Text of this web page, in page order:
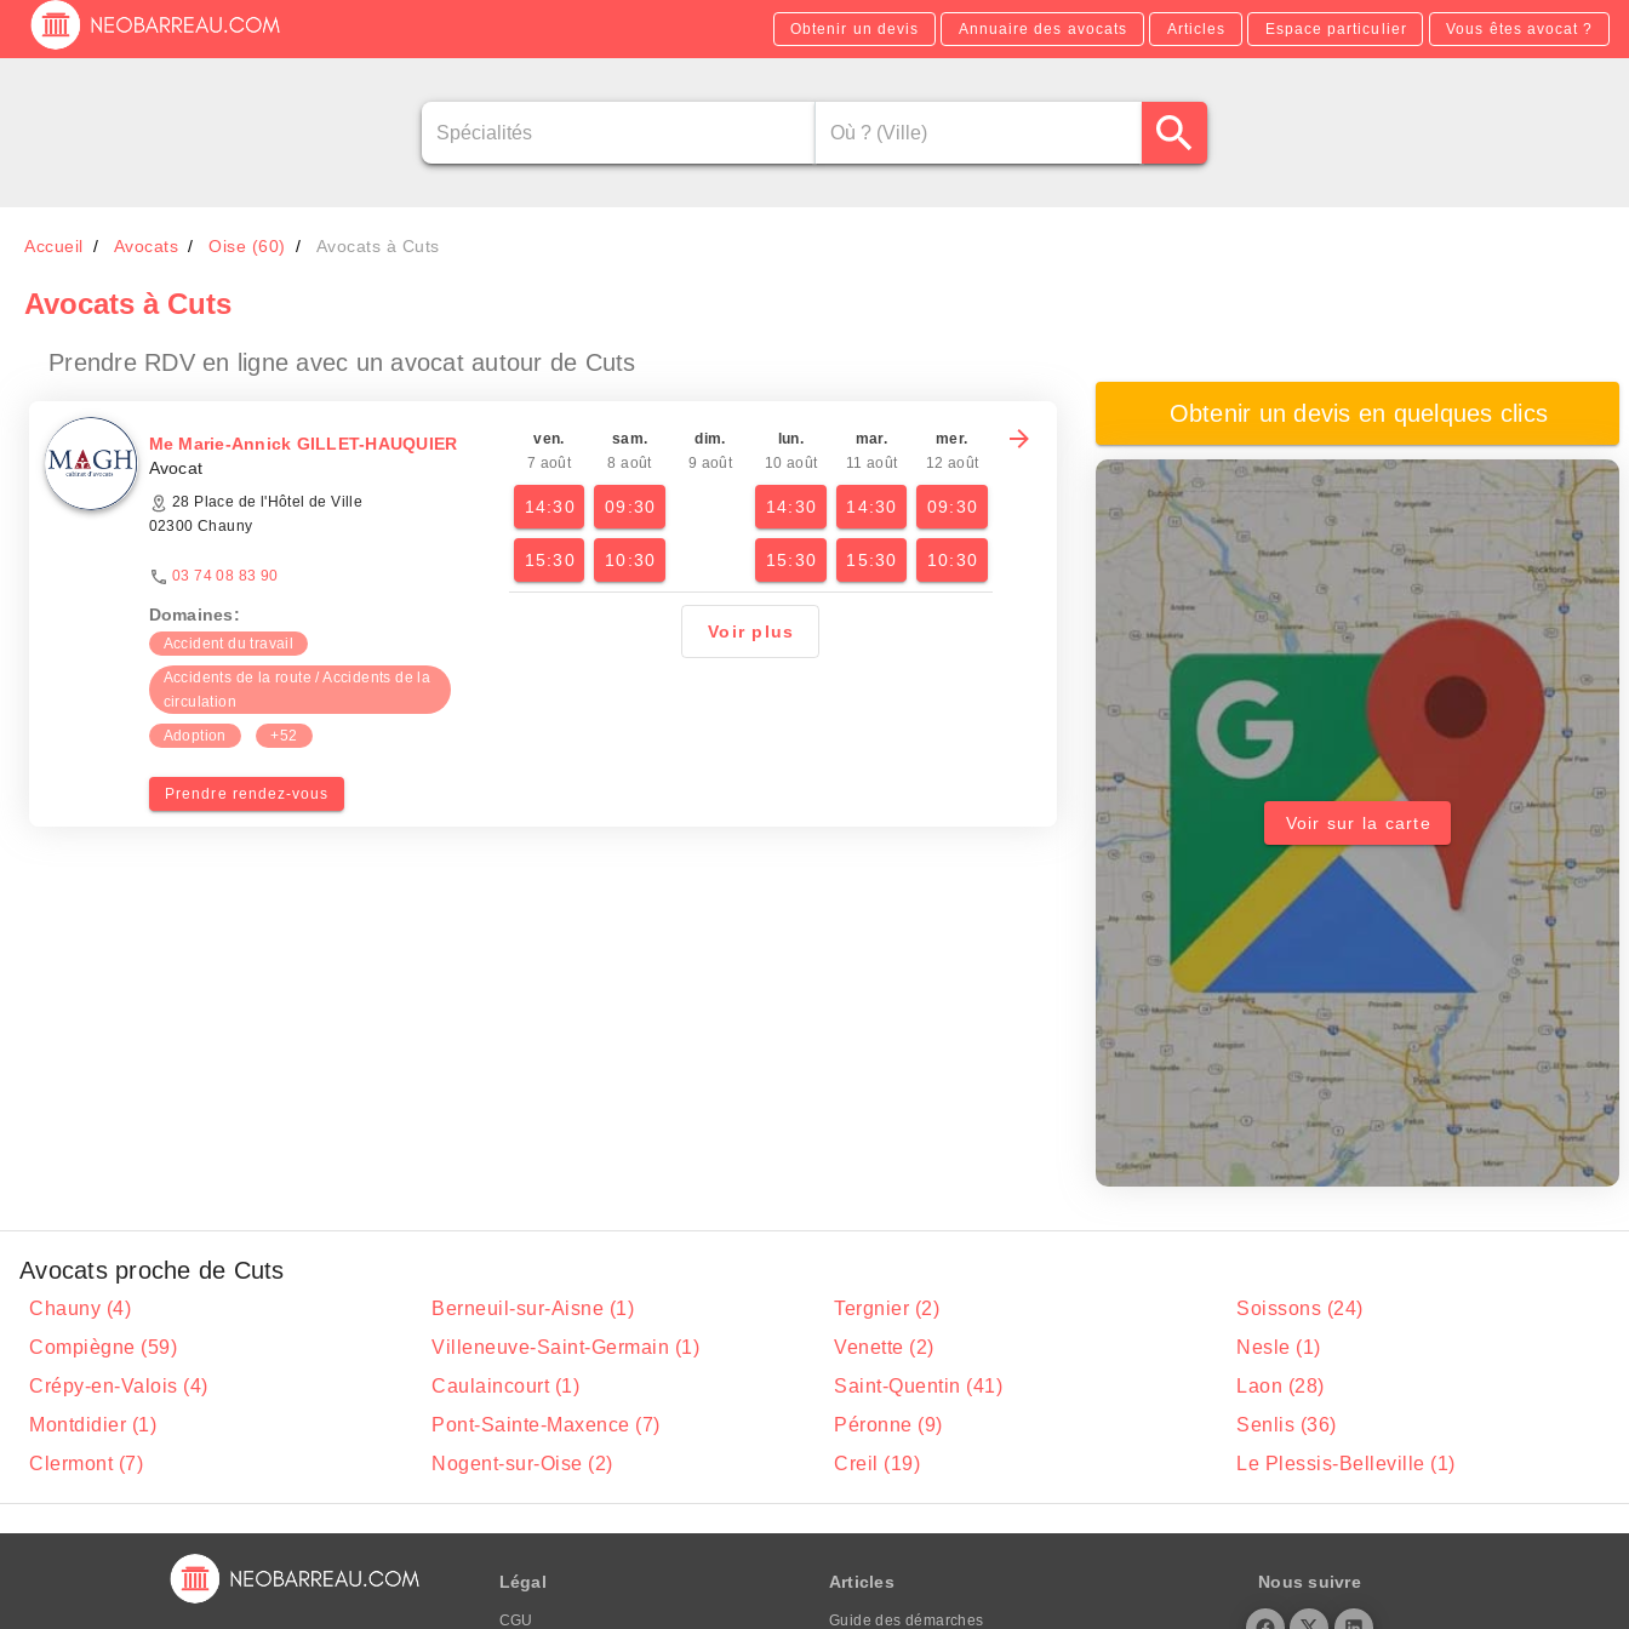
Obtenir un devis Annuaire des avocats Articles Espace particulier Vous êtes avocat ?
Accueil Avocats Oise (60) Avocats à Cuts
Avocats à Cuts
Prendre RDV en ligne avec un avocat autour de Cuts
Me Marie-Annick GILLET-HAUQUIER
Avocat
28 Place de l'Hôtel de Ville
02300 Chauny
03 74 08 83 90
Domaines:
Accident du travail
Accidents de la route / Accidents de la
circulation
Adoption
+52
Prendre rendez-vous
ven.
7 août
14:30
15:30
sam.
8 août
09:30
10:30
dim.
9 août
lun.
10 août
14:30
15:30
mar.
11 août
14:30
15:30
mer.
12 août
09:30
10:30
Voir plus
Obtenir un devis en quelques clics
Voir sur la carte
Avocats proche de Cuts
Chauny (4) Berneuil-sur-Aisne (1) Tergnier (2)
Soissons (24)
Compiègne (59)
Villeneuve-Saint-Germain (1) Venette (2)
Nesle (1)
Crépy-en-Valois (4)
Caulaincourt (1) Saint-Quentin (41)
Laon (28)
Montdidier (1)
Pont-Sainte-Maxence (7) Péronne (9)
Senlis (36)
Clermont (7)
Nogent-sur-Oise (2) Creil (19) Le Plessis-Belleville (1)
Légal
CGU
Articles
Guide des démarches
Nous suivre